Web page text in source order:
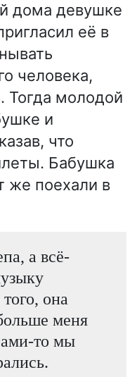
дома девушке
её в
человека,
Тогда молодой
и
что
Бабушка
же поехали в
а всё-
она
меня
то мы